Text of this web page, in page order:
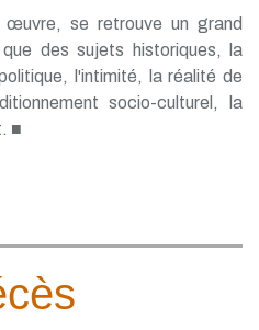
se retrouve un grand
des sujets historiques, la
l'intimité, la réalité de
socio-culturel, la
■